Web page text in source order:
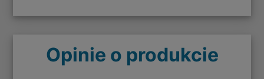
Opinie o produkcie